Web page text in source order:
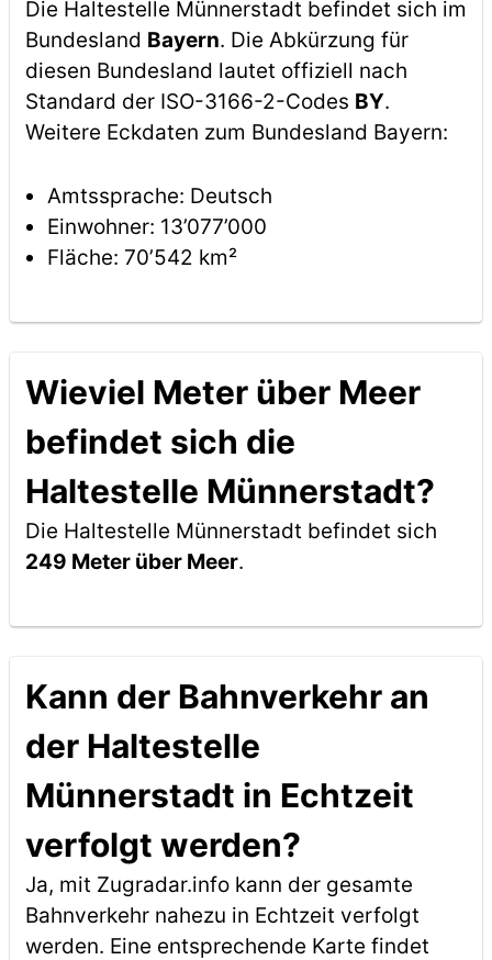
Die Haltestelle Münnerstadt befindet sich im
Bundesland Bayern. Die Abkürzung für
diesen Bundesland lautet offiziell nach
Standard der ISO-3166-2-Codes BY.
Weitere Eckdaten zum Bundesland Bayern:
Amtssprache: Deutsch
Einwohner: 13’077’000
Fläche: 70’542 km²
Wieviel Meter über Meer
befindet sich die
Haltestelle Münnerstadt?
Die Haltestelle Münnerstadt befindet sich
249 Meter über Meer.
Kann der Bahnverkehr an
der Haltestelle
Münnerstadt in Echtzeit
verfolgt werden?
Ja, mit Zugradar.info kann der gesamte
Bahnverkehr nahezu in Echtzeit verfolgt
werden. Eine entsprechende Karte findet